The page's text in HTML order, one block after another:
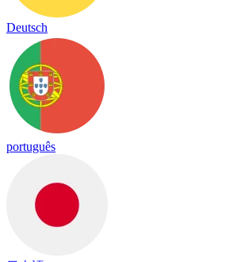
Deutsch
português